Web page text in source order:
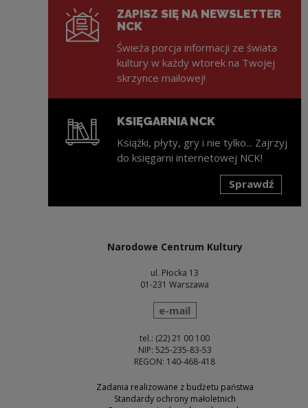
ZAPISZ SIĘ NA NEWSLETTER
NCK
Świeża porcja informacji ze świata
kultury w każdy wtorek na Twojej
skrzynce mailowej!
KSIĘGARNIA NCK
Książki, płyty, gry i nie tylko... Zajrzyj
do księgarni internetowej NCK!
Sprawdź
Narodowe Centrum Kultury
ul. Płocka 13
01-231 Warszawa
wyślij wiadomość
e-mail
tel.: (22) 21 00 100
NIP: 525-235-83-53
REGON: 140-468-418
Zadania realizowane z budżetu państwa
Standardy ochrony małoletnich